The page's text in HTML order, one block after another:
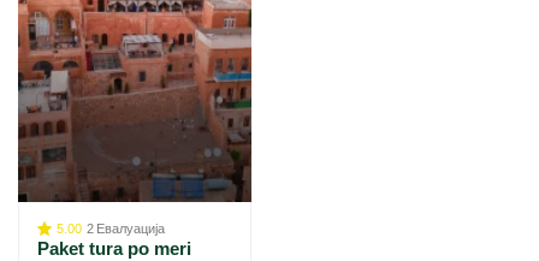
5.00 2 Евалуација
Paket tura po meri